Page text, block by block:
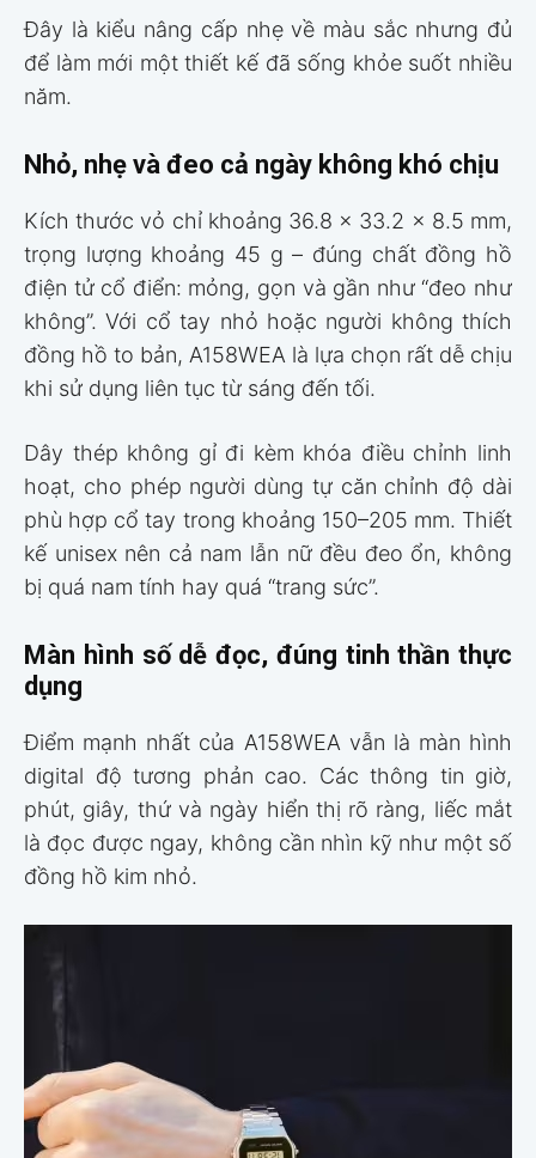
Đây là kiểu nâng cấp nhẹ về màu sắc nhưng đủ
để làm mới một thiết kế đã sống khỏe suốt nhiều
năm.
Nhỏ, nhẹ và đeo cả ngày không khó chịu
Kích thước vỏ chỉ khoảng 36.8 x 33.2 x 8.5 mm,
trọng lượng khoảng 45 g – đúng chất đồng hồ
điện tử cổ điển: mỏng, gọn và gần như “đeo như
không”. Với cổ tay nhỏ hoặc người không thích
đồng hồ to bản, A158WEA là lựa chọn rất dễ chịu
khi sử dụng liên tục từ sáng đến tối.
Dây thép không gỉ đi kèm khóa điều chỉnh linh
hoạt, cho phép người dùng tự căn chỉnh độ dài
phù hợp cổ tay trong khoảng 150–205 mm. Thiết
kế unisex nên cả nam lẫn nữ đều đeo ổn, không
bị quá nam tính hay quá “trang sức”.
Màn hình số dễ đọc, đúng tinh thần thực
dụng
Điểm mạnh nhất của A158WEA vẫn là màn hình
digital độ tương phản cao. Các thông tin giờ,
phút, giây, thứ và ngày hiển thị rõ ràng, liếc mắt
là đọc được ngay, không cần nhìn kỹ như một số
đồng hồ kim nhỏ.